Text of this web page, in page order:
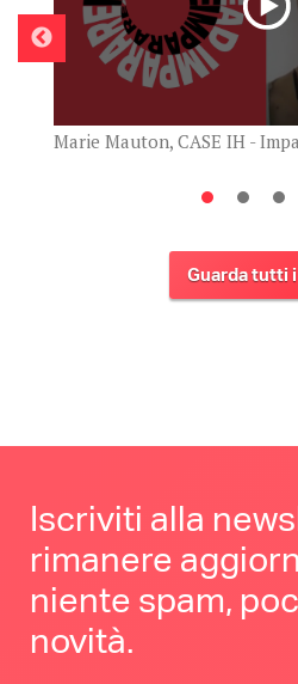
IH - Imparare ad imparare
Guarda tutti
Iscriviti alla
rimanere
niente spam,
novità.